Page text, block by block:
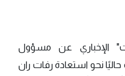
الإخباري عن مسؤول
نحو استعادة رفات ران